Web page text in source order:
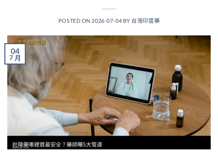
POSTED ON 2026-07-04 BY 台灣印度藥
04
7 月